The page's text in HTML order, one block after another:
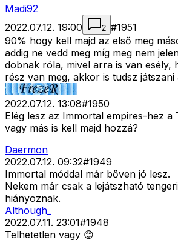
Madi92
2022.07.12. 19:00
2 #1951
90% hogy kell majd az első meg
addig ne vedd meg míg meg nem
dobnak róla, mivel arra is van esély,
rész van meg, akkor is tudsz játszani
2022.07.12. 13:08#1950
Elég lesz az Immortal empires-hez
vagy más is kell majd hozzá?
Daermon
2022.07.12. 09:32#1949
Immortal móddal már bőven jó lesz.
Nekem már csak a lejátszható
hiányoznak.
Although_
2022.07.11. 23:01#1948
Telhetetlen vagy 😊